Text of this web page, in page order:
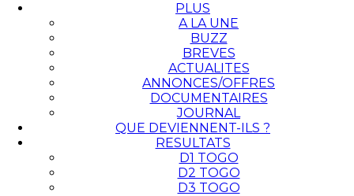
PLUS
A LA UNE
BUZZ
BREVES
ACTUALITES
ANNONCES/OFFRES
DOCUMENTAIRES
JOURNAL
QUE DEVIENNENT-ILS ?
RESULTATS
D1 TOGO
D2 TOGO
D3 TOGO